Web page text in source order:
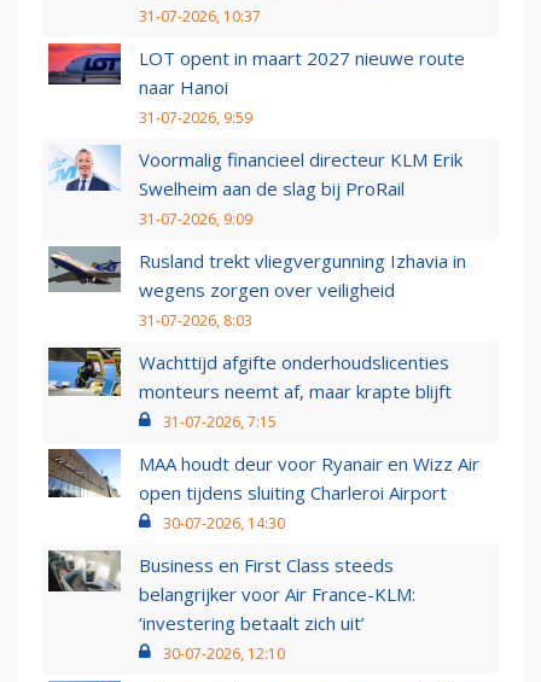
31-07-2026, 10:37
LOT opent in maart 2027 nieuwe route
naar Hanoi
31-07-2026, 9:59
Voormalig financieel directeur KLM Erik
Swelheim aan de slag bij ProRail
31-07-2026, 9:09
Rusland trekt vliegvergunning Izhavia in
wegens zorgen over veiligheid
31-07-2026, 8:03
Wachttijd afgifte onderhoudslicenties
monteurs neemt af, maar krapte blijft
31-07-2026, 7:15
MAA houdt deur voor Ryanair en Wizz Air
open tijdens sluiting Charleroi Airport
30-07-2026, 14:30
Business en First Class steeds
belangrijker voor Air France-KLM:
‘investering betaalt zich uit’
30-07-2026, 12:10